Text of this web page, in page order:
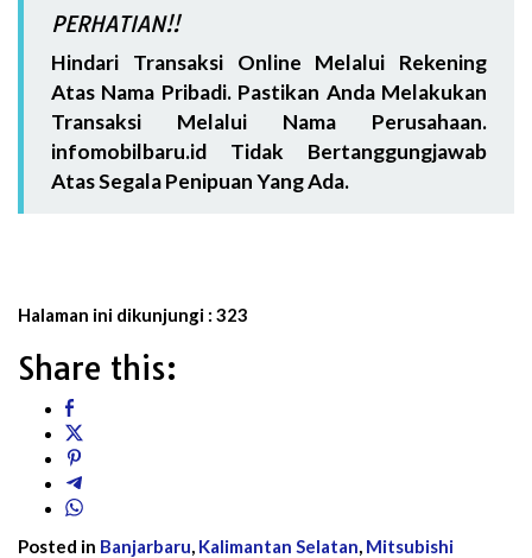
PERHATIAN!!
Hindari Transaksi Online Melalui Rekening
Atas Nama Pribadi. Pastikan Anda Melakukan
Transaksi Melalui Nama Perusahaan.
infomobilbaru.id Tidak Bertanggungjawab
Atas Segala Penipuan Yang Ada.
Halaman ini dikunjungi : 323
Share this:
Posted in Banjarbaru, Kalimantan Selatan, Mitsubishi